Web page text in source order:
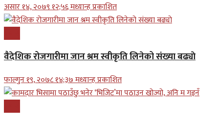
असार १४, २०७९ १२;५६ मध्यान्ह प्रकाशित
वैदेशिक रोजगारीमा जान श्रम स्वीकृति लिनेको संख्या बढ्याे
फाल्गुन १९, २०७८ १४;३७ मध्यान्ह प्रकाशित